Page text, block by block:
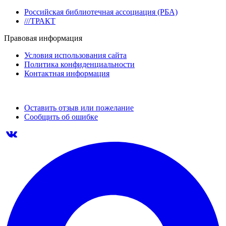
Российская библиотечная ассоциация (РБА)
///ТРАКТ
Правовая информация
Условия использования сайта
Политика конфиденциальности
Контактная информация
Оставить отзыв или пожелание
Сообщить об ошибке